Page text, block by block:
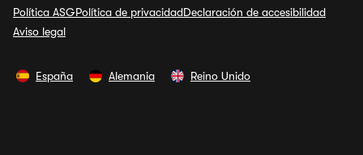
Política ASGPolítica de privacidadDeclaración de accesibilidad
Aviso legal
España Alemania Reino Unido